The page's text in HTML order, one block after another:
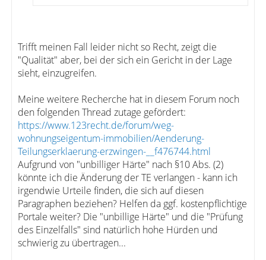
Trifft meinen Fall leider nicht so Recht, zeigt die
"Qualität" aber, bei der sich ein Gericht in der Lage
sieht, einzugreifen.
Meine weitere Recherche hat in diesem Forum noch
den folgenden Thread zutage gefördert:
https://www.123recht.de/forum/weg-
wohnungseigentum-immobilien/Aenderung-
Teilungserklaerung-erzwingen-__f476744.html
Aufgrund von "unbilliger Härte" nach §10 Abs. (2)
könnte ich die Änderung der TE verlangen - kann ich
irgendwie Urteile finden, die sich auf diesen
Paragraphen beziehen? Helfen da ggf. kostenpflichtige
Portale weiter? Die "unbillige Härte" und die "Prüfung
des Einzelfalls" sind natürlich hohe Hürden und
schwierig zu übertragen...